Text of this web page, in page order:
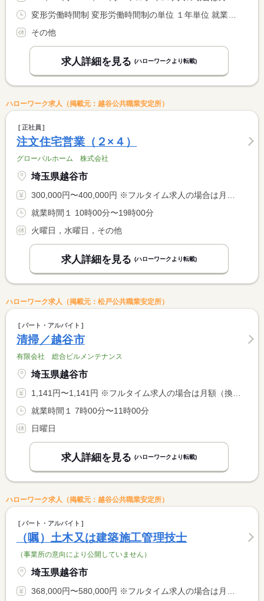
その他
求人詳細を見る (ハローワークより転載)
ハローワーク求人（掲載元：越谷公共職業安定所）
正社員
注文住宅営業（２×４）
グローバルホーム 株式会社
埼玉県越谷市
300,000円〜400,000円 ※フルタイム求人の場合は月額（換算額）、パート求人の場合は時間額を表示しています。
就業時間１ 10時00分〜19時00分
火曜日，水曜日，その他
求人詳細を見る (ハローワークより転載)
ハローワーク求人（掲載元：松戸公共職業安定所）
パート・アルバイト
清掃／越谷市
有限会社 総合ビルメンテナンス
埼玉県越谷市
1,141円〜1,141円 ※フルタイム求人の場合は月額（換算額）、パート求人の場合は時間額を表示しています。
就業時間１ 7時00分〜11時00分
日曜日
求人詳細を見る (ハローワークより転載)
ハローワーク求人（掲載元：越谷公共職業安定所）
パート・アルバイト
（嘱）土木又は建築施工管理技士
（事業所の意向により公開していません）
埼玉県越谷市
368,000円〜580,000円 ※フルタイム求人の場合は月額（換算額）、パート求人の場合は時間額を表示しています。